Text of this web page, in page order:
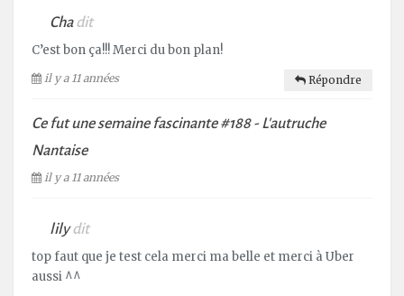
Cha dit
C’est bon ça!!! Merci du bon plan!
il y a 11 années Répondre
Ce fut une semaine fascinante #188 - L'autruche
Nantaise
il y a 11 années
lily dit
top faut que je test cela merci ma belle et merci à Uber
aussi ^^